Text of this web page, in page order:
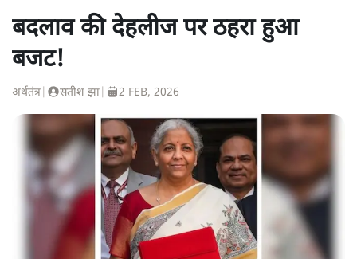
बदलाव की देहलीज पर ठहरा हुआ
बजट!
अर्थतंत्र सतीश झा 2 FEB, 2026